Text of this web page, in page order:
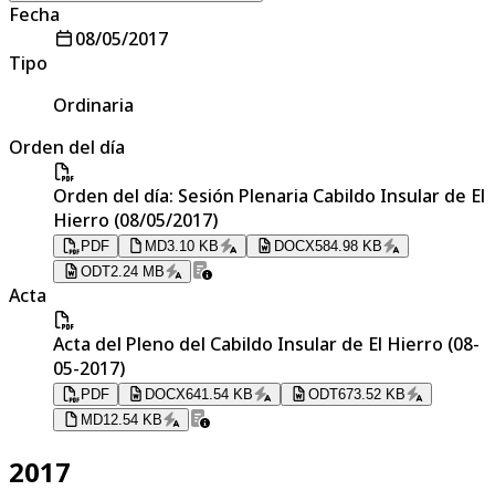
Fecha
08/05/2017
Tipo
Ordinaria
Orden del día
Orden del día: Sesión Plenaria Cabildo Insular de El
Hierro (08/05/2017)
PDF MD3.10 KB DOCX584.98 KB
ODT2.24 MB
Acta
Acta del Pleno del Cabildo Insular de El Hierro (08-
05-2017)
PDF DOCX641.54 KB ODT673.52 KB
MD12.54 KB
2017